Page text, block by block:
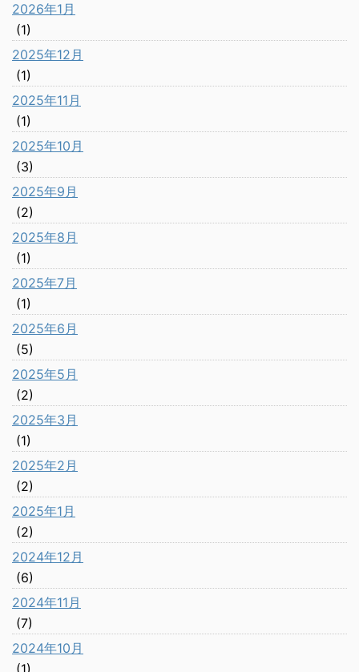
2026年1月
(1)
2025年12月
(1)
2025年11月
(1)
2025年10月
(3)
2025年9月
(2)
2025年8月
(1)
2025年7月
(1)
2025年6月
(5)
2025年5月
(2)
2025年3月
(1)
2025年2月
(2)
2025年1月
(2)
2024年12月
(6)
2024年11月
(7)
2024年10月
(1)